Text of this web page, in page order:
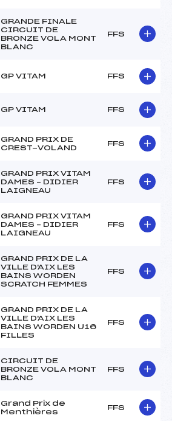
GRANDE FINALE
CIRCUIT DE
BRONZE VOLA MONT
BLANC
FFS
GP VITAM FFS
GP VITAM FFS
GRAND PRIX DE
CREST-VOLAND
FFS
GRAND PRIX VITAM
DAMES – DIDIER
LAIGNEAU
FFS
GRAND PRIX VITAM
DAMES – DIDIER
LAIGNEAU
FFS
GRAND PRIX DE LA
VILLE D'AIX LES
BAINS WORDEN
SCRATCH FEMMES
FFS
GRAND PRIX DE LA
VILLE D'AIX LES
BAINS WORDEN U16
FILLES
FFS
CIRCUIT DE
BRONZE VOLA MONT
BLANC
FFS
Grand Prix de
Menthières
FFS